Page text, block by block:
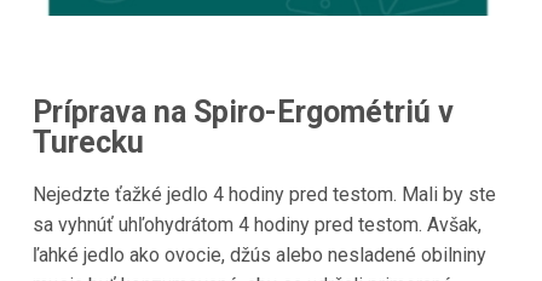
Príprava na Spiro-Ergométriú v
Turecku
Nejedzte ťažké jedlo 4 hodiny pred testom. Mali by ste
sa vyhnúť uhľohydrátom 4 hodiny pred testom. Avšak,
ľahké jedlo ako ovocie, džús alebo nesladené obilniny